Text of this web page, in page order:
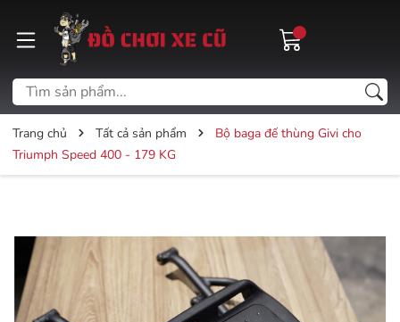
Trang chủ Tất cả sản phẩm
Bộ baga đế thùng Givi cho
Triumph Speed 400 - 179 KG